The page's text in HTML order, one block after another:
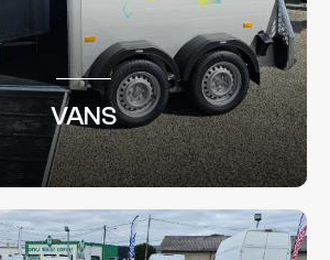
VANS